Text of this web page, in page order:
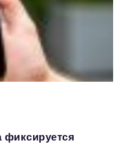
фиксируется